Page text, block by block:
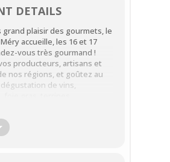
DETAILS
grand plaisir des gourmets, le
accueille, les 16 et 17
vous très gourmand !
producteurs, artisans et
nos régions, et goûtez au
de vins,
délices de notre terroir.
de flamboyantes voitures